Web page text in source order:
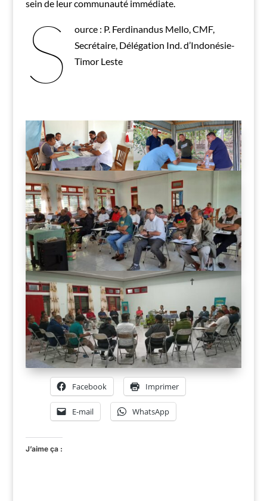
sein de leur communauté immédiate.
S
ource : P. Ferdinandus Mello, CMF,
Secrétaire, Délégation Ind. d’Indonésie-
Timor Leste
Facebook Imprimer
E-mail WhatsApp
J’aime ça :